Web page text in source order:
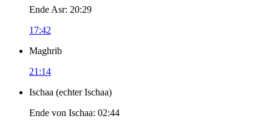
Ende Asr: 20:29
17:42
Maghrib
21:14
Ischaa (echter Ischaa)
Ende von Ischaa: 02:44